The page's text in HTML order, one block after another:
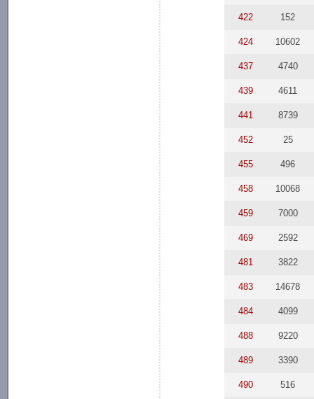
422 152
424 10602
437 4740
439 4611
441 8739
452 25
455 496
458 10068
459 7000
469 2592
481 3822
483 14678
484 4099
488 9220
489 3390
490 516